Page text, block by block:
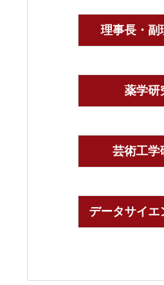
理事長・副
薬学研
芸術工学
データサイエ